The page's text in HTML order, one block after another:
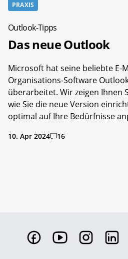
PRAXIS
Outlook-Tipps
Das neue Outlook
Microsoft hat seine beliebte E-
Organisations-Software
überarbeitet. Wir zeigen Ihnen
wie Sie die neue Version
optimal auf Ihre Bedürfnisse
10. Apr 2024 16